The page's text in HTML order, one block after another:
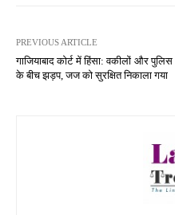
PREVIOUS ARTICLE
गाजियाबाद कोर्ट में हिंसा: वकीलों और पुलिस
के बीच झड़प, जज को सुरक्षित निकाला गया